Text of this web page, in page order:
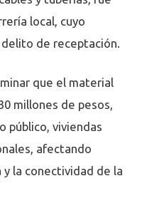
local, cuyo
de receptación.
que el material
millones de pesos,
público, viviendas
afectando
la conectividad de la